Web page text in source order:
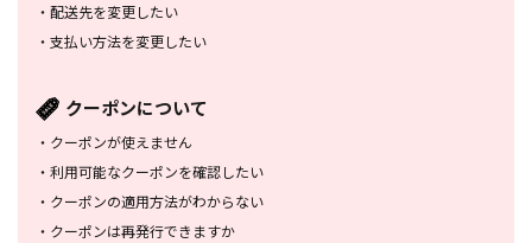
・ 配送先を変更したい
・ 支払い方法を変更したい
クーポンについて
・ クーポンが使えません
・ 利用可能なクーポンを確認したい
・ クーポンの適用方法がわからない
・ クーポンは再発行できますか